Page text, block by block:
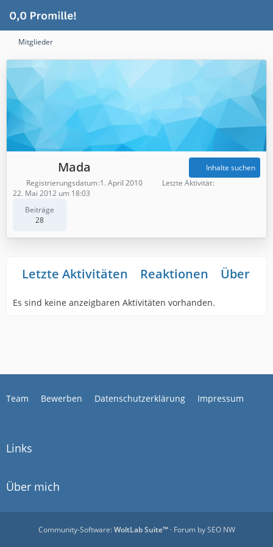
Mitglieder
Mada
Beiträge
28
Inhalte suchen
Registrierungsdatum 1. April 2010
Letzte Aktivität
22. Mai 2012 um 18:03
Letzte Aktivitäten Reaktionen Über
Es sind keine anzeigbaren Aktivitäten vorhanden.
Team Bewerben Datenschutzerklärung Impressum
Links
Über mich
Community-Software:WoltLab Suite™· Forum bySEO NW